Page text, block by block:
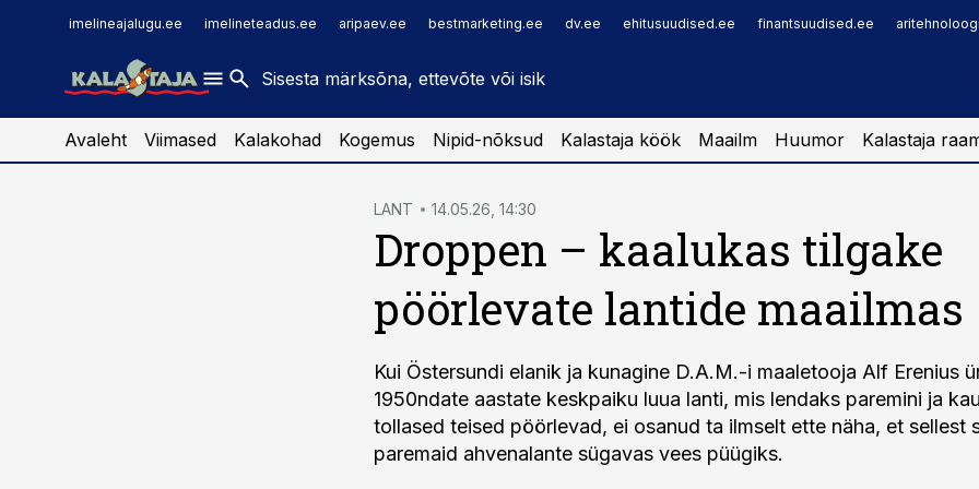
imelineajalugu.ee imelineteadus.ee aripaev.ee bestmarketing.ee dv.ee ehitusuudised.ee finantsuudised.ee
imelineteadus.ee
kaubandus.ee
toostusuudised.ee
Avaleht Viimased Kalakohad Kogemus Nipid-nõksud Kalastaja köök Maailm Huumor Kalastaja
LANT 14.05.26, 14:30
Droppen – kaalukas tilgake
pöörlevate lantide maailmas
Kui Östersundi elanik ja kunagine D.A.M.-i maaletooja Alf Erenius
1950ndate aastate keskpaiku luua lanti, mis lendaks paremini ja
tollased teised pöörlevad, ei osanud ta ilmselt ette näha, et sellest
paremaid ahvenalante sügavas vees püügiks.